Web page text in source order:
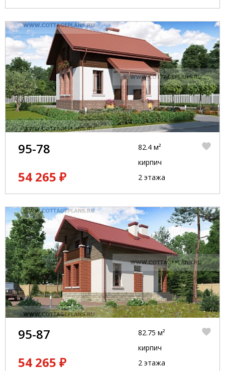
95-78
54 265 ₽
82.4 м²
кирпич
2 этажа
95-87
54 265 ₽
82.75 м²
кирпич
2 этажа